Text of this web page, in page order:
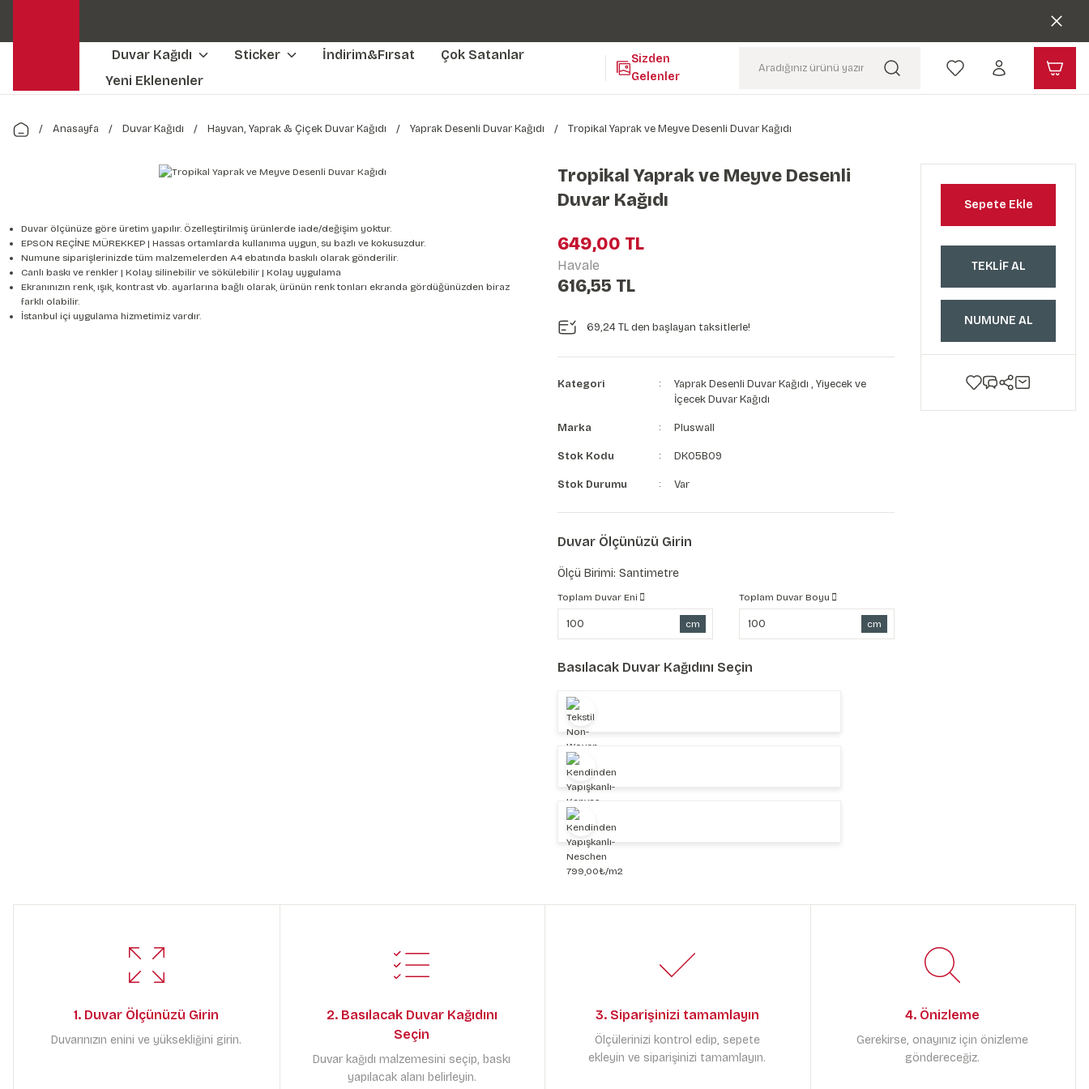
Kendinden Yapışkanlı Kolay Uygulanan Duvar Kağıtları😇
Duvar Kağıdı Sticker İndirim&Fırsat
Çok Satanlar
Yeni Eklenenler
Sizden
Gelenler
Anasayfa Duvar Kağıdı Hayvan, Yaprak & Çiçek Duvar Kağıdı Yaprak Desenli Duvar Kağıdı Tropikal Yaprak ve Meyve Desenli Duvar Kağıdı
Duvar ölçünüze göre üretim yapılır. Özelleştirilmiş ürünlerde iade/değişim yoktur.
EPSON REÇİNE MÜREKKEP | Hassas ortamlarda kullanıma uygun, su bazlı ve kokusuzdur.
Numune siparişlerinizde tüm malzemelerden A4 ebatında baskılı olarak gönderilir.
Canlı baskı ve renkler | Kolay silinebilir ve sökülebilir | Kolay uygulama
Ekranınızın renk, ışık, kontrast vb. ayarlarına bağlı olarak, ürünün renk tonları ekranda gördüğünüzden biraz
farklı olabilir.
İstanbul içi uygulama hizmetimiz vardır.
Tropikal Yaprak ve Meyve Desenli
Duvar Kağıdı
649,00 TL
Havale
616,55 TL
69,24 TL den başlayan taksitlerle!
Kategori Yaprak Desenli Duvar Kağıdı , Yiyecek ve
İçecek Duvar Kağıdı
Marka Pluswall
Stok Kodu DK05B09
Stok Durumu Var
Duvar Ölçünüzü Girin
Ölçü Birimi: Santimetre
Toplam Duvar Eni
cm
Toplam Duvar Boyu
cm
Basılacak Duvar Kağıdını Seçin
Sepete Ekle
TEKLİF AL
NUMUNE AL
1. Duvar Ölçünüzü Girin
Duvarınızın enini ve yüksekliğini girin.
2. Basılacak Duvar Kağıdını
Seçin
Duvar kağıdı malzemesini seçip, baskı
yapılacak alanı belirleyin.
3. Siparişinizi tamamlayın
Ölçülerinizi kontrol edip, sepete
ekleyin ve siparişinizi tamamlayın.
4. Önizleme
Gerekirse, onayınız için önizleme
göndereceğiz.